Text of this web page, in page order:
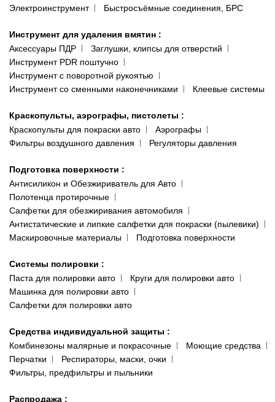
Электроинструмент
Быстросъёмные соединения, БРС
Инструмент для удаления вмятин :
Аксессуары ПДР
Заглушки, клипсы для отверстий
Инструмент PDR поштучно
Инструмент с поворотной рукоятью
Инструмент со сменными наконечниками
Клеевые системы
Краскопульты, аэрографы, пистолеты :
Краскопульты для покраски авто
Аэрографы
Фильтры воздушного давления
Регуляторы давления
Подготовка поверхности :
Антисиликон и Обезжириватель для Авто
Полотенца протирочные
Салфетки для обезжиривания автомобиля
Антистатические и липкие салфетки для покраски (пылевики)
Маскировочные материалы
Подготовка поверхности
Системы полировки :
Паста для полировки авто
Круги для полировки авто
Машинка для полировки авто
Салфетки для полировки авто
Средства индивидуальной защиты :
Комбинезоны малярные и покрасочные
Моющие средства
Перчатки
Респираторы, маски, очки
Фильтры, предфильтры и пыльники
Распродажа :